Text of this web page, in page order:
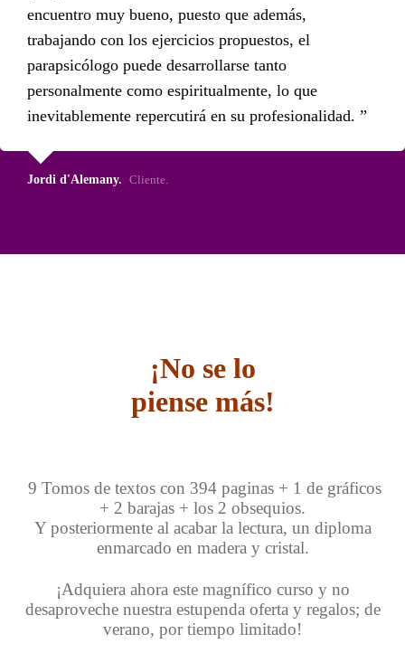
encuentro muy bueno, puesto que además,
trabajando con los ejercicios propuestos, el
parapsicólogo puede desarrollarse tanto
personalmente como espiritualmente, lo que
inevitablemente repercutirá en su profesionalidad.
Jordi d'Alemany. Cliente.
¡No se lo
piense más!
9 Tomos de textos con 394 paginas + 1 de gráficos
+ 2 barajas + los 2 obsequios.
Y posteriormente al acabar la lectura, un diploma
enmarcado en madera y cristal.
¡Adquiera ahora este magnífico curso y no
desaproveche nuestra estupenda oferta y regalos; de
verano, por tiempo limitado!